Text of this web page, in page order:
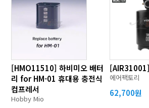
[HMO11510] 하비미오 배터
리 for HM-01 휴대용 충전식
컴프레서
Hobby Mio
에어팩토리
62,700원